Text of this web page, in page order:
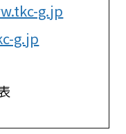
g.jp
g.jp